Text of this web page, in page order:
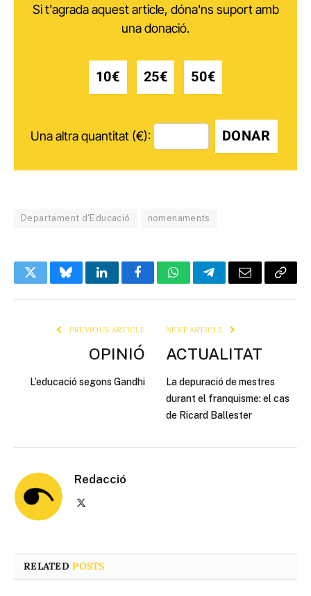
Si t'agrada aquest article, dóna'ns suport amb
una donació.
10€ 25€ 50€
Una altra quantitat (€): DONAR
Departament d'Educació nomenaments
TwitterBlueskyLinkedInFacebookWhatsAppTelegramEmail Copy
PREVIOUS ARTICLE
OPINIÓ
L’educació segons Gandhi
NEXT ARTICLE
ACTUALITAT
La depuració de mestres
durant el franquisme: el cas
de Ricard Ballester
Redacció
RELATEDPOSTS